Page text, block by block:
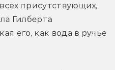
присутствующих,
Гилберта
его, как вода в ручье